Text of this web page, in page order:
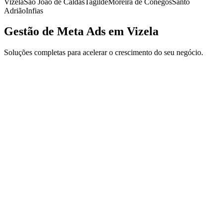
AdriãoInfias
Gestão de Meta Ads em Vizela
Soluções completas para acelerar o crescimento do seu negócio.